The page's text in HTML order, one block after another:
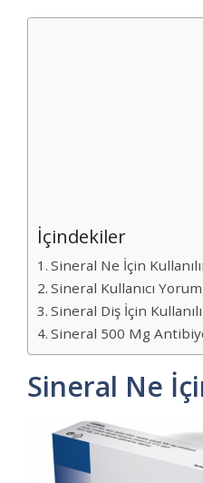
İçindekiler
Sineral Ne İçin
Sineral Kullanıcı
Sineral Diş İçin
Sineral 500 Mg
Sineral Ne